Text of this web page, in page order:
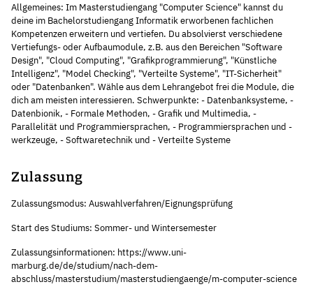
Allgemeines: Im Masterstudiengang "Computer Science" kannst du
deine im Bachelorstudiengang Informatik erworbenen fachlichen
Kompetenzen erweitern und vertiefen. Du absolvierst verschiedene
Vertiefungs- oder Aufbaumodule, z.B. aus den Bereichen "Software
Design", "Cloud Computing", "Grafikprogrammierung", "Künstliche
Intelligenz", "Model Checking", "Verteilte Systeme", "IT-Sicherheit"
oder "Datenbanken". Wähle aus dem Lehrangebot frei die Module, die
dich am meisten interessieren. Schwerpunkte: - Datenbanksysteme, -
Datenbionik, - Formale Methoden, - Grafik und Multimedia, -
Parallelität und Programmiersprachen, - Programmiersprachen und -
werkzeuge, - Softwaretechnik und - Verteilte Systeme
Zulassung
Zulassungsmodus: Auswahlverfahren/Eignungsprüfung
Start des Studiums: Sommer- und Wintersemester
Zulassungsinformationen: https://www.uni-
marburg.de/de/studium/nach-dem-
abschluss/masterstudium/masterstudiengaenge/m-computer-science